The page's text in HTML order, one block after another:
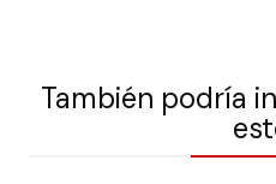
También podría